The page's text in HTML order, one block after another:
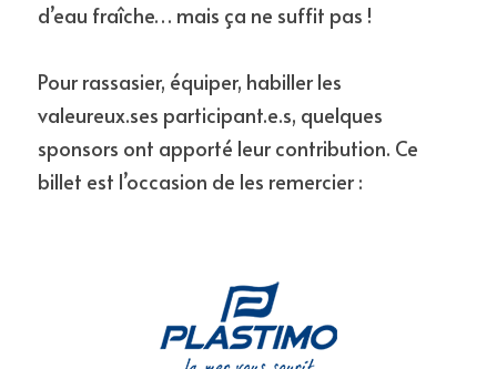
L'édition 2020
L'édition 2019
L'édition 2018
d’eau fraîche… mais ça ne suffit pas !
Pour rassasier, équiper, habiller les
valeureux.ses participant.e.s, quelques
sponsors ont apporté leur contribution. Ce
billet est l’occasion de les remercier :